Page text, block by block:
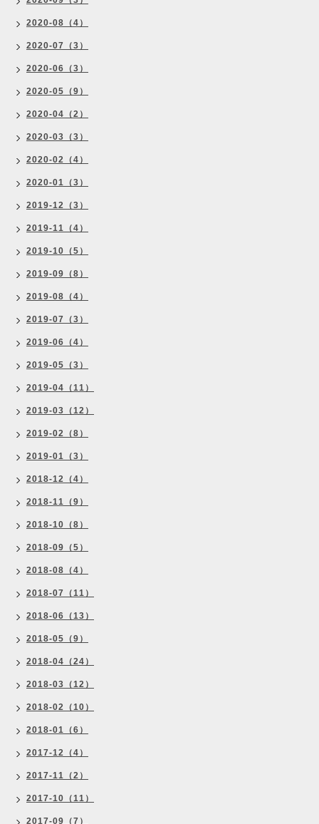
2020-08（4）
2020-07（3）
2020-06（3）
2020-05（9）
2020-04（2）
2020-03（3）
2020-02（4）
2020-01（3）
2019-12（3）
2019-11（4）
2019-10（5）
2019-09（8）
2019-08（4）
2019-07（3）
2019-06（4）
2019-05（3）
2019-04（11）
2019-03（12）
2019-02（8）
2019-01（3）
2018-12（4）
2018-11（9）
2018-10（8）
2018-09（5）
2018-08（4）
2018-07（11）
2018-06（13）
2018-05（9）
2018-04（24）
2018-03（12）
2018-02（10）
2018-01（6）
2017-12（4）
2017-11（2）
2017-10（11）
2017-09（7）